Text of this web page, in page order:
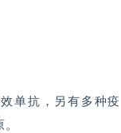
单抗，另有多种疫